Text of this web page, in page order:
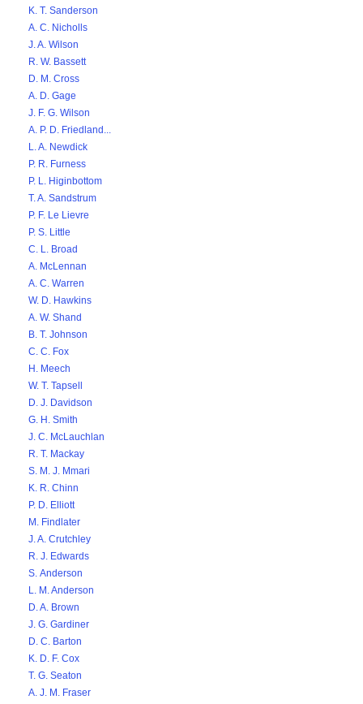
K. T. Sanderson
A. C. Nicholls
J. A. Wilson
R. W. Bassett
D. M. Cross
A. D. Gage
J. F. G. Wilson
A. P. D. Friedland...
L. A. Newdick
P. R. Furness
P. L. Higinbottom
T. A. Sandstrum
P. F. Le Lievre
P. S. Little
C. L. Broad
A. McLennan
A. C. Warren
W. D. Hawkins
A. W. Shand
B. T. Johnson
C. C. Fox
H. Meech
W. T. Tapsell
D. J. Davidson
G. H. Smith
J. C. McLauchlan
R. T. Mackay
S. M. J. Mmari
K. R. Chinn
P. D. Elliott
M. Findlater
J. A. Crutchley
R. J. Edwards
S. Anderson
L. M. Anderson
D. A. Brown
J. G. Gardiner
D. C. Barton
K. D. F. Cox
T. G. Seaton
A. J. M. Fraser